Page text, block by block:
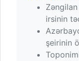
irsinin
şeirinin